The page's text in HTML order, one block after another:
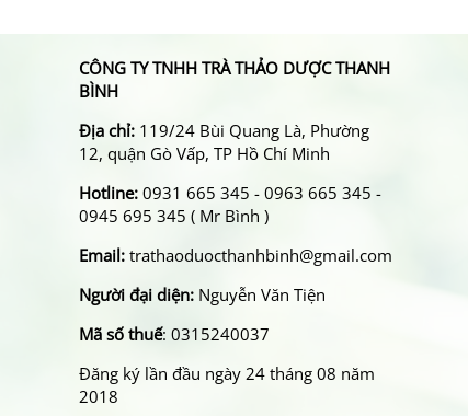
CÔNG TY TNHH TRÀ THẢO DƯỢC THANH
BÌNH
Địa chỉ: 119/24 Bùi Quang Là, Phường
12, quận Gò Vấp, TP Hồ Chí Minh
Hotline: 0931 665 345 - 0963 665 345 -
0945 695 345 ( Mr Bình )
Email: trathaoduocthanhbinh@gmail.com
Người đại diện: Nguyễn Văn Tiện
Mã số thuế: 0315240037
Đăng ký lần đầu ngày 24 tháng 08 năm
2018